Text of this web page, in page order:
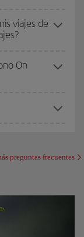
viajes de
On
preguntas frecuentes